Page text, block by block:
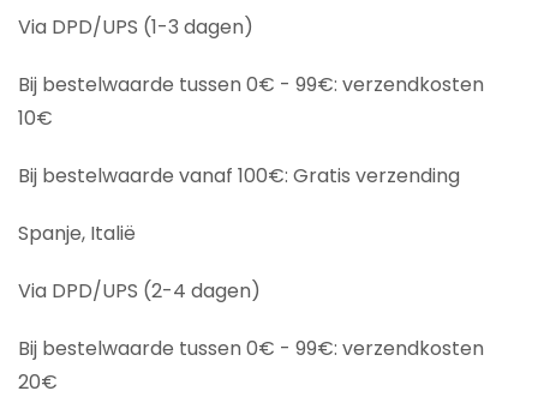
Via DPD/UPS (1-3 dagen)
Bij bestelwaarde tussen 0€ - 99€: verzendkosten
10€
Bij bestelwaarde vanaf 100€: Gratis verzending
Spanje, Italië
Via DPD/UPS (2-4 dagen)
Bij bestelwaarde tussen 0€ - 99€: verzendkosten
20€